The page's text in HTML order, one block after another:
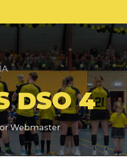
DSO 4
Webmaster